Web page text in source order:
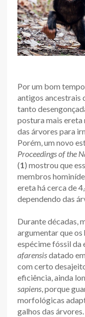
Por um bom
antigos ancestrais
tanto
postura mais ereta
das árvores para
Porém, um novo
Proceedings of the
(1) mostrou que
membros
ereta há cerca de
dependendo das
Durante décadas,
argumentar que
espécime fóssil da
afarensisdatado
com certo
eficiência, ainda
sapiens, porque
morfológicas
galhos das